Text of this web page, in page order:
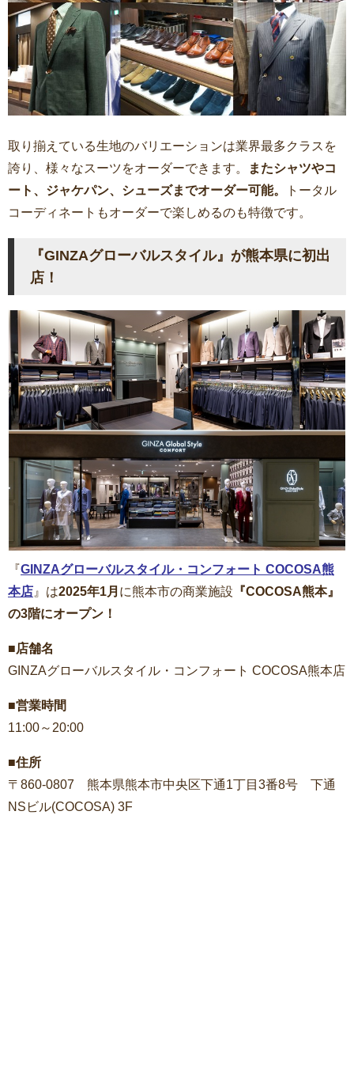
取り揃えている生地のバリエーションは業界最多クラスを
誇り、様々なスーツをオーダーできます。
またシャツやコ
ート、ジャケパン、シューズまでオーダー可能。
トータル
コーディネートもオーダーで楽しめるのも特徴です。
『GINZAグローバルスタイル』が熊本県に初出
店！
『GINZAグローバルスタイル・コンフォート COCOSA熊
本店 』は2025年1月 に熊本市の商業施設 『COCOSA熊本』
の3階にオープン！
■店舗名
GINZAグローバルスタイル・コンフォート COCOSA熊本店
■営業時間
11:00～20:00
■住所
〒860-0807 熊本県熊本市中央区下通1丁目3番8号 下通
NSビル(COCOSA) 3F